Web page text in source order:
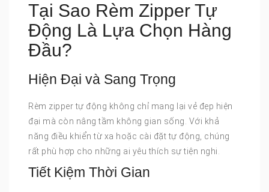
Tại Sao Rèm Zipper Tự
Động Là Lựa Chọn Hàng
Đầu?
Hiện Đại và Sang Trọng
Rèm zipper tự động không chỉ mang lại vẻ đẹp hiện
đại mà còn nâng tầm không gian sống. Với khả
năng điều khiển từ xa hoặc cài đặt tự động, chúng
rất phù hợp cho những ai yêu thích sự tiện nghi.
Tiết Kiệm Thời Gian